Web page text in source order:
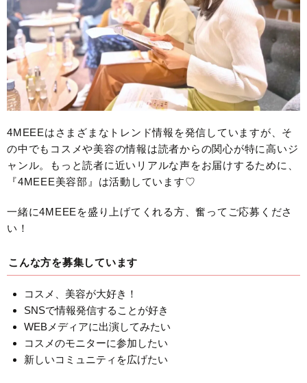
4MEEEはさまざまなトレンド情報を発信していますが、そ
の中でもコスメや美容の情報は読者からの関心が特に高いジ
ャンル。もっと読者に近いリアルな声をお届けするために、
『4MEEE美容部』は活動しています♡
一緒に4MEEEを盛り上げてくれる方、奮ってご応募くださ
い！
こんな方を募集しています
コスメ、美容が大好き！
SNSで情報発信することが好き
WEBメディアに出演してみたい
コスメのモニターに参加したい
新しいコミュニティを広げたい